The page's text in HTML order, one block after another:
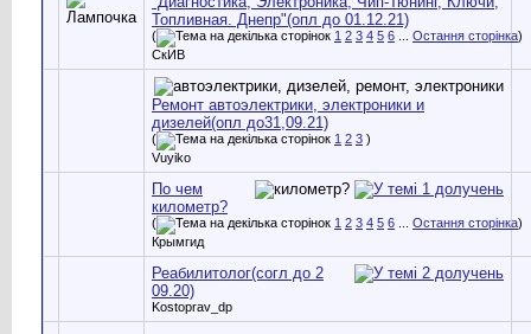
Топливная. Днепр"(опл до 01.12.21)
( 1 2 3 4 5 6 Остання сторінка)
СкИВ
Ремонт автоэлектрики, электроники и
дизелей(опл до31,09.21)
( 1 2 3 )
Vuyiko
По чем
километр?
( 1 2 3 4 5 6 Остання сторінка)
Крымгид
Реабилитолог(согл до 2
09.20)
Kostoprav_dp